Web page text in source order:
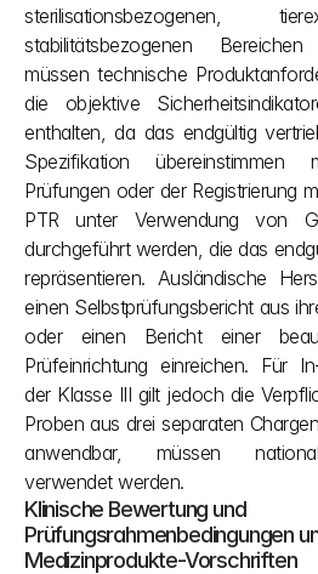
sterilisationsbezogenen,
stabilitätsbezogenen
müssen technische
die objektive
enthalten, da das endgültig
Spezifikation
Prüfungen oder der Registrierung
PTR unter Verwendung von
durchgeführt werden, die das
repräsentieren. Ausländische
einen Selbstprüfungsbericht aus
oder einen Bericht einer
Prüfeinrichtung einreichen. Für
der Klasse III gilt jedoch die
Proben aus drei separaten
anwendbar, müssen
verwendet werden.
Klinische Bewertung und
Prüfungsrahmenbedingungen
Medizinprodukte-Vorschriften